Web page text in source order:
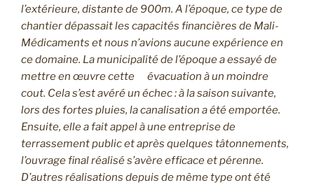
l’extérieure, distante de 900m. A l’époque, ce type de
chantier dépassait les capacités financières de Mali-
Médicaments et nous n’avions aucune expérience en
ce domaine. La municipalité de l’époque a essayé de
mettre en œuvre cette évacuation à un moindre
cout. Cela s’est avéré un échec : à la saison suivante,
lors des fortes pluies, la canalisation a été emportée.
Ensuite, elle a fait appel à une entreprise de
terrassement public et après quelques tâtonnements,
l’ouvrage final réalisé s’avère efficace et pérenne.
D’autres réalisations depuis de même type ont été